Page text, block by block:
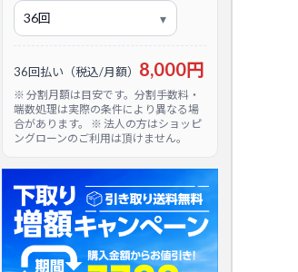
36回払い（税込/月額） 8,000円
※ 分割月額は目安です。分割手数料・
端数処理は実際の条件により異なる場
合があります。 ※ 法人の方はショッピ
ングローンのご利用は頂けません。